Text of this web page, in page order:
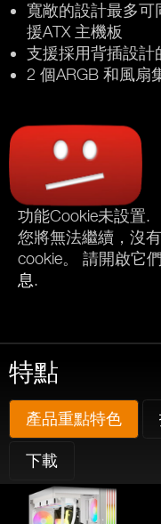
寬敞的設計最多
援ATX 主機板
支援採用背插設計
2 個ARGB 和風扇
功能Cookie未設置.
您將無法繼續，沒
cookie。 請開啟它
息.
特點
產品重點特色
下載